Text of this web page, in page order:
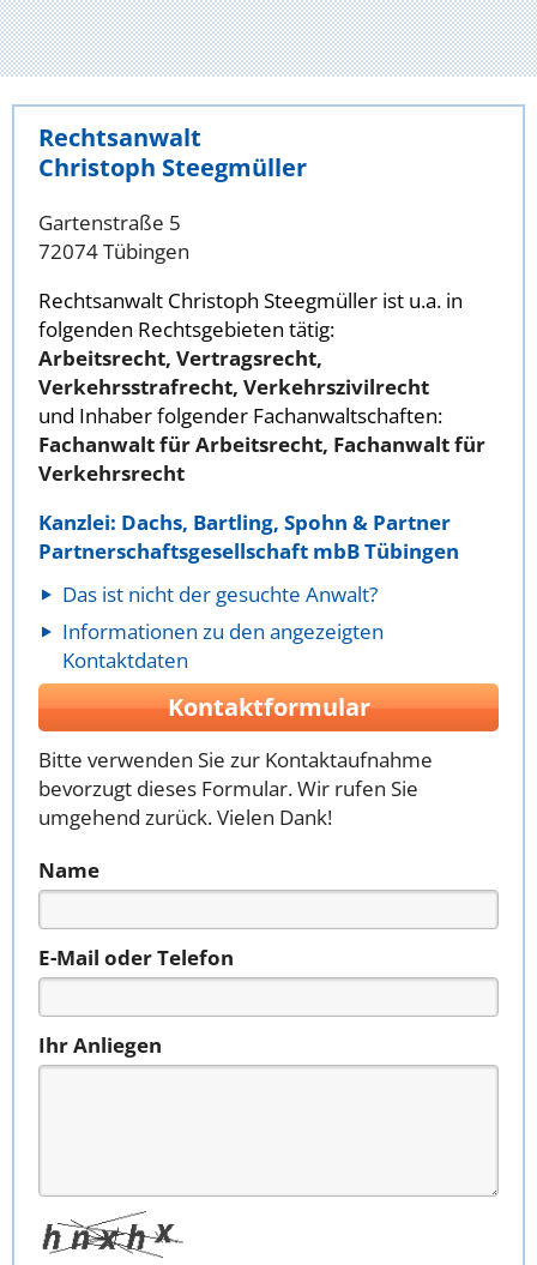
Rechtsanwalt
Christoph Steegmüller
Gartenstraße 5
72074 Tübingen
Rechtsanwalt Christoph Steegmüller ist u.a. in
folgenden Rechtsgebieten tätig:
Arbeitsrecht, Vertragsrecht,
Verkehrsstrafrecht, Verkehrszivilrecht
und Inhaber folgender Fachanwaltschaften:
Fachanwalt für Arbeitsrecht, Fachanwalt für
Verkehrsrecht
Kanzlei: Dachs, Bartling, Spohn & Partner
Partnerschaftsgesellschaft mbB Tübingen
Das ist nicht der gesuchte Anwalt?
Informationen zu den angezeigten
Kontaktdaten
Kontaktformular
Bitte verwenden Sie zur Kontaktaufnahme
bevorzugt dieses Formular. Wir rufen Sie
umgehend zurück. Vielen Dank!
Name
E-Mail oder Telefon
Ihr Anliegen